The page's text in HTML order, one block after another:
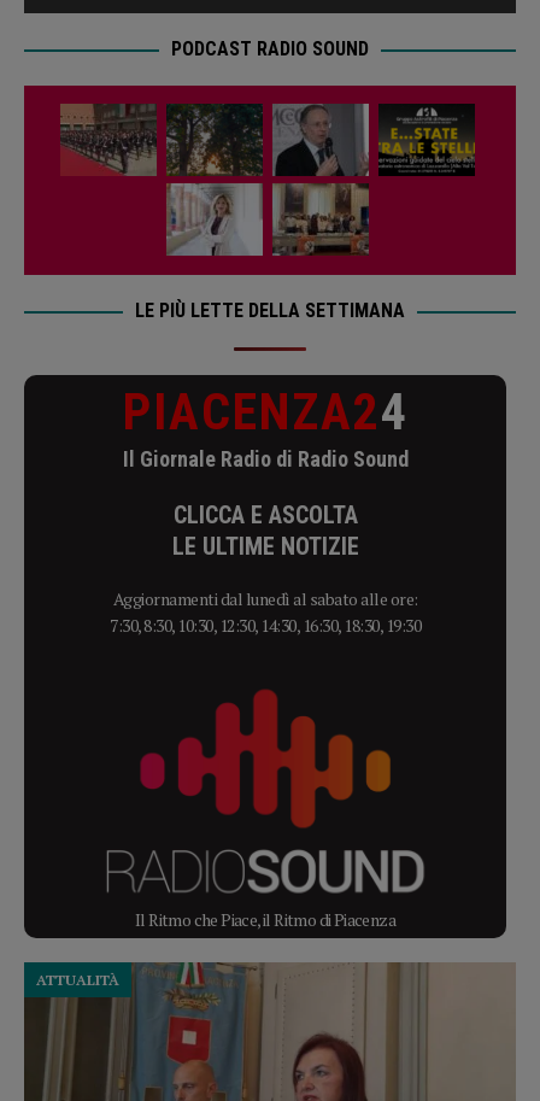
PODCAST RADIO SOUND
LE PIÙ LETTE DELLA SETTIMANA
PIACENZA24
Il Giornale Radio di Radio Sound
CLICCA E ASCOLTA
LE ULTIME NOTIZIE
Aggiornamenti dal lunedì al sabato alle ore:
7:30, 8:30, 10:30, 12:30, 14:30, 16:30, 18:30, 19:30
Il Ritmo che Piace, il Ritmo di Piacenza
ATTUALITÀ